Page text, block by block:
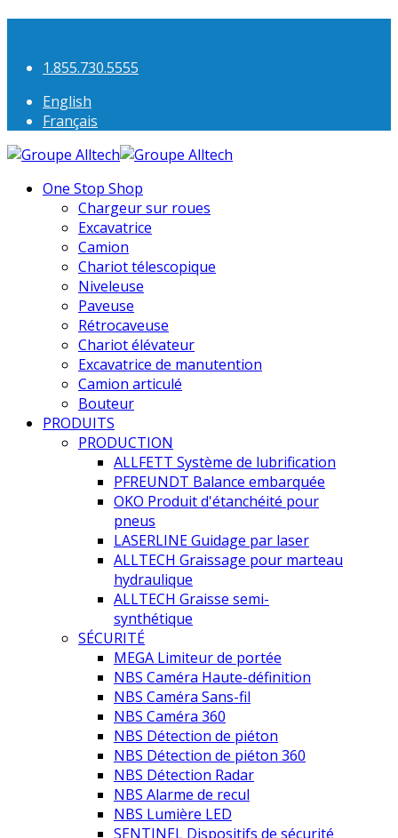
1.855.730.5555
English
Français
One Stop Shop
Chargeur sur roues
Excavatrice
Camion
Chariot télescopique
Niveleuse
Paveuse
Rétrocaveuse
Chariot élévateur
Excavatrice de manutention
Camion articulé
Bouteur
PRODUITS
PRODUCTION
ALLFETT Système de lubrification
PFREUNDT Balance embarquée
OKO Produit d'étanchéité pour
pneus
LASERLINE Guidage par laser
ALLTECH Graissage pour marteau
hydraulique
ALLTECH Graisse semi-
synthétique
SÉCURITÉ
MEGA Limiteur de portée
NBS Caméra Haute-définition
NBS Caméra Sans-fil
NBS Caméra 360
NBS Détection de piéton
NBS Détection de piéton 360
NBS Détection Radar
NBS Alarme de recul
NBS Lumière LED
SENTINEL Dispositifs de sécurité